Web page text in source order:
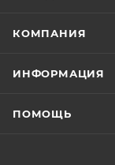
КОМПАНИЯ
ИНФОРМАЦИЯ
ПОМОЩЬ